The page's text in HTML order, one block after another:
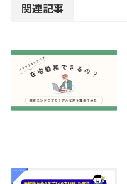
関連記事